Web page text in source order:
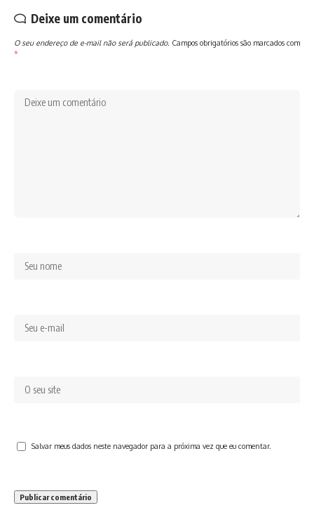
Deixe um comentário
O seu endereço de e-mail não será publicado. Campos obrigatórios são marcados com
*
Salvar meus dados neste navegador para a próxima vez que eu comentar.